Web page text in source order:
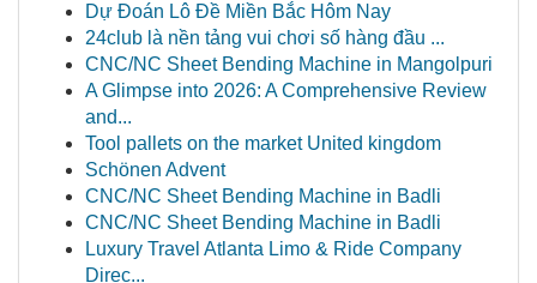
Dự Đoán Lô Đề Miền Bắc Hôm Nay
24club là nền tảng vui chơi số hàng đầu ...
CNC/NC Sheet Bending Machine in Mangolpuri
A Glimpse into 2026: A Comprehensive Review
and...
Tool pallets on the market United kingdom
Schönen Advent
CNC/NC Sheet Bending Machine in Badli
CNC/NC Sheet Bending Machine in Badli
Luxury Travel Atlanta Limo & Ride Company
Direc...